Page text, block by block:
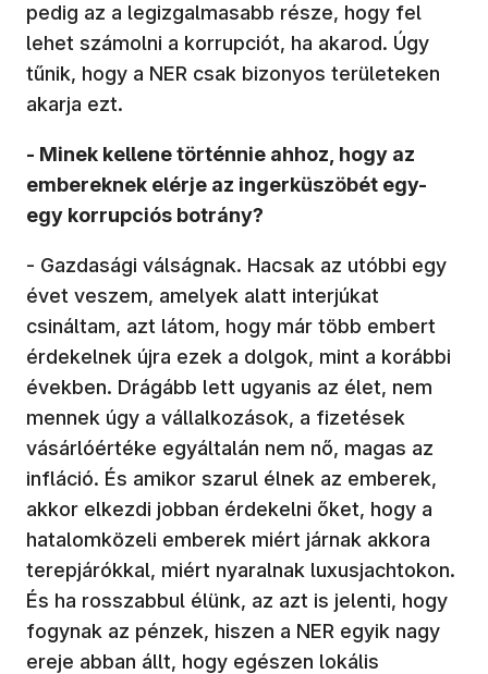
pedig az a legizgalmasabb része, hogy fel
lehet számolni a korrupciót, ha akarod. Úgy
tűnik, hogy a NER csak bizonyos területeken
akarja ezt.
- Minek kellene történnie ahhoz, hogy az
embereknek elérje az ingerküszöbét egy-
egy korrupciós botrány?
- Gazdasági válságnak. Hacsak az utóbbi egy
évet veszem, amelyek alatt interjúkat
csináltam, azt látom, hogy már több embert
érdekelnek újra ezek a dolgok, mint a korábbi
években. Drágább lett ugyanis az élet, nem
mennek úgy a vállalkozások, a fizetések
vásárlóértéke egyáltalán nem nő, magas az
infláció. És amikor szarul élnek az emberek,
akkor elkezdi jobban érdekelni őket, hogy a
hatalomközeli emberek miért járnak akkora
terepjárókkal, miért nyaralnak luxusjachtokon.
És ha rosszabbul élünk, az azt is jelenti, hogy
fogynak az pénzek, hiszen a NER egyik nagy
ereje abban állt, hogy egészen lokális